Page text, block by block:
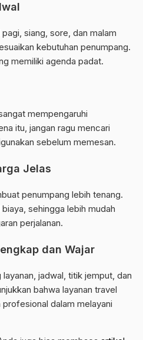
siang, sore, dan malam
kebutuhan penumpang.
memiliki agenda padat.
mempengaruhi
itu, jangan ragu mencari
sebelum memesan.
Jelas
penumpang lebih tenang.
sehingga lebih mudah
perjalanan.
dan Wajar
jadwal, titik jemput, dan
bahwa layanan travel
dalam melayani